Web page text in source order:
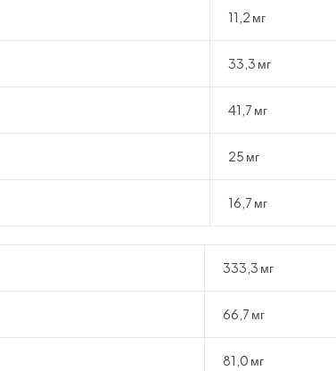
11,2 мг
33,3 мг
41,7 мг
25 мг
16,7 мг
333,3 мг
66,7 мг
81,0 мг